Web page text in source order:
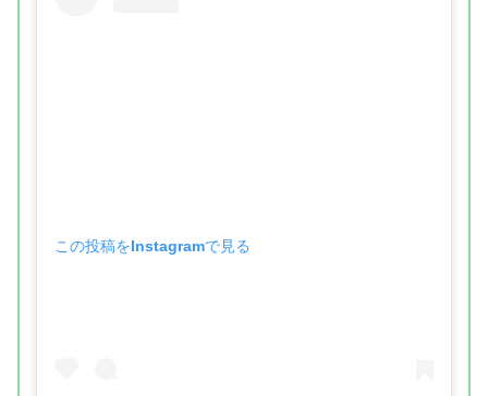
この投稿をInstagramで見る